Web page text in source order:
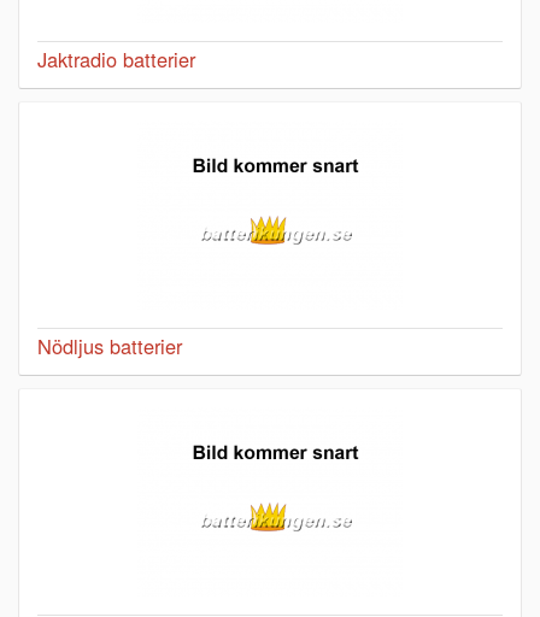
Jaktradio batterier
Nödljus batterier